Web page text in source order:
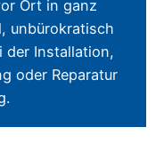
Ort in ganz
unbürokratisch
der Installation,
oder Reparatur